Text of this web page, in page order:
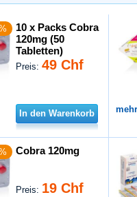
10 x Packs Cobra
120mg (50
Tabletten)
Preis:49 Chf
In den Warenkorb
Cobra 120mg
Preis: 19 Chf